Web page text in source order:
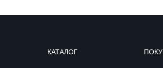
КАТАЛОГ